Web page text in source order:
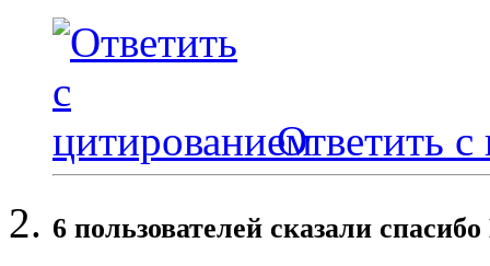
Ответить с
6 пользователей сказали